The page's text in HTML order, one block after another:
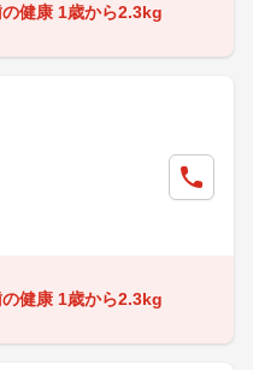
健康 1歳から2.3kg
健康 1歳から2.3kg